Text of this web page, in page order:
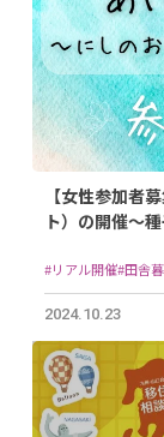
【女性参加者
ト）の開催～
#リアル開催#田舎
2024.10.23